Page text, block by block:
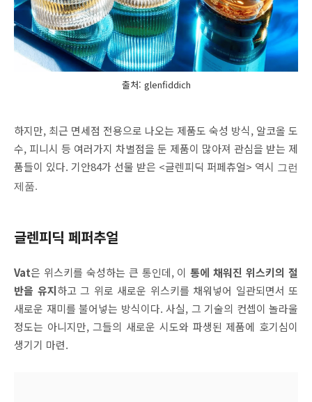
출처: glenfiddich
하지만, 최근 면세점 전용으로 나오는 제품도 숙성 방식, 알코올 도
수, 피니시 등 여러가지 차별점을 둔 제품이 많아져 관심을 받는 제
품들이 있다. 기안84가 선물 받은 <글렌피딕 퍼페츄얼> 역시 그런
제품.
글렌피딕 페퍼추얼
Vat은 위스키를 숙성하는 큰 통인데, 이통에 채워진 위스키의 절
반을 유지하고 그 위로 새로운 위스키를 채워넣어 일관되면서 또
새로운 재미를 불어넣는 방식이다. 사실, 그 기술의 컨셉이 놀라울
정도는 아니지만, 그들의 새로운 시도와 파생된 제품에 호기심이
생기기 마련.